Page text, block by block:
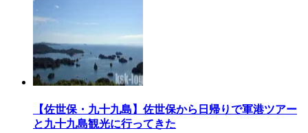
【佐世保・九十九島】佐世保から日帰りで軍港ツアー
と九十九島観光に行ってきた